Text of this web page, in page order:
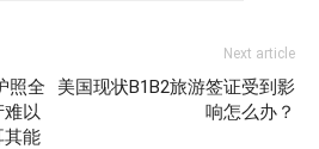
照全
以
其能
Next article
美国现状B1B2旅游签证受到影
响怎么办？